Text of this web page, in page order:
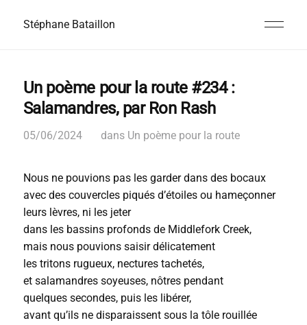
Stéphane Bataillon
Un poème pour la route #234 :
Salamandres, par Ron Rash
05/06/2024 dans Un poème pour la route
Nous ne pouvions pas les garder dans des bocaux
avec des couvercles piqués d’étoiles ou hameçonner
leurs lèvres, ni les jeter
dans les bassins profonds de Middlefork Creek,
mais nous pouvions saisir délicatement
les tritons rugueux, nectures tachetés,
et salamandres soyeuses, nôtres pendant
quelques secondes, puis les libérer,
avant qu’ils ne disparaissent sous la tôle rouillée